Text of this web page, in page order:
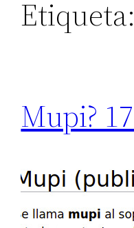
Etiqueta:
Mupi?